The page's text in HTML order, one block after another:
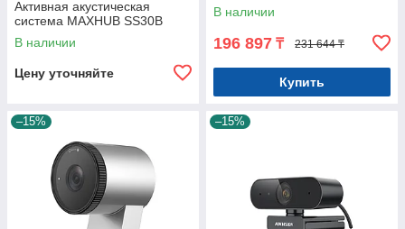
Активная акустическая
система MAXHUB SS30B
В наличии
Цену уточняйте
В наличии
196 897 ₸ 231 644 ₸
Купить
–15% –15%